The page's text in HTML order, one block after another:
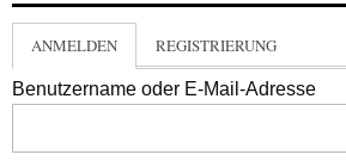
ANMELDEN REGISTRIERUNG
Benutzername oder E-Mail-Adresse